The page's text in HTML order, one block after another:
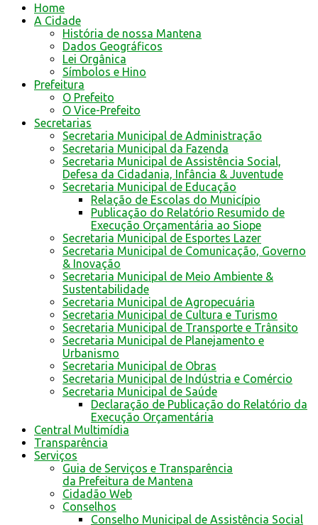
Home
A Cidade
História de nossa Mantena
Dados Geográficos
Lei Orgânica
Símbolos e Hino
Prefeitura
O Prefeito
O Vice-Prefeito
Secretarias
Secretaria Municipal de Administração
Secretaria Municipal da Fazenda
Secretaria Municipal de Assistência Social,
Defesa da Cidadania, Infância & Juventude
Secretaria Municipal de Educação
Relação de Escolas do Município
Publicação do Relatório Resumido de
Execução Orçamentária ao Siope
Secretaria Municipal de Esportes Lazer
Secretaria Municipal de Comunicação, Governo
& Inovação
Secretaria Municipal de Meio Ambiente &
Sustentabilidade
Secretaria Municipal de Agropecuária
Secretaria Municipal de Cultura e Turismo
Secretaria Municipal de Transporte e Trânsito
Secretaria Municipal de Planejamento e
Urbanismo
Secretaria Municipal de Obras
Secretaria Municipal de Indústria e Comércio
Secretaria Municipal de Saúde
Declaração de Publicação do Relatório da
Execução Orçamentária
Central Multimídia
Transparência
Serviços
Guia de Serviços e Transparência
da Prefeitura de Mantena
Cidadão Web
Conselhos
Conselho Municipal de Assistência Social